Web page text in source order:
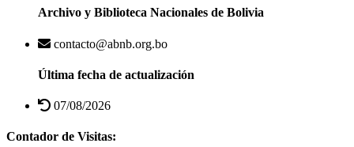
Archivo y Biblioteca Nacionales de Bolivia
contacto@abnb.org.bo
Última fecha de actualización
07/08/2026
Contador de Visitas: